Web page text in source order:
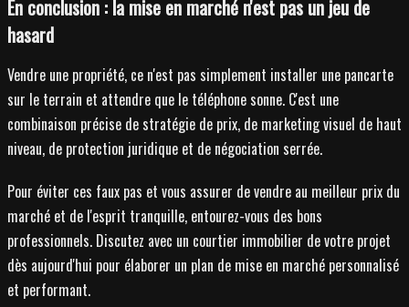
En conclusion : la mise en marché n'est pas un jeu de
hasard
Vendre une propriété, ce n'est pas simplement installer une pancarte
sur le terrain et attendre que le téléphone sonne. C'est une
combinaison précise de stratégie de prix, de marketing visuel de haut
niveau, de protection juridique et de négociation serrée.
Pour éviter ces faux pas et vous assurer de vendre au meilleur prix du
marché et de l'esprit tranquille, entourez-vous des bons
professionnels. Discutez avec un courtier immobilier de votre projet
dès aujourd'hui pour élaborer un plan de mise en marché personnalisé
et performant.